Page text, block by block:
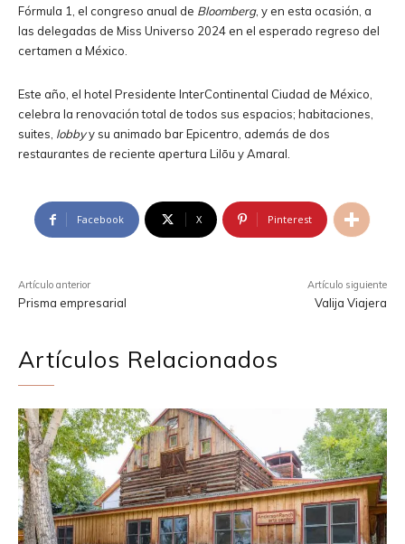
Fórmula 1, el congreso anual de Bloomberg, y en esta ocasión, a
las delegadas de Miss Universo 2024 en el esperado regreso del
certamen a México.
Este año, el hotel Presidente InterContinental Ciudad de México,
celebra la renovación total de todos sus espacios; habitaciones,
suites, lobbyy su animado bar Epicentro, además de dos
restaurantes de reciente apertura Lilōu y Amaral.
Facebook X Pinterest
Artículo anterior
Prisma empresarial
Artículo siguiente
Valija Viajera
Artículos Relacionados